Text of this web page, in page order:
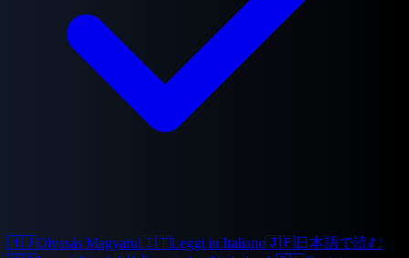
🇭🇺Olvasás Magyarul🇮🇹Leggi in Italiano🇯🇵日本語で読む